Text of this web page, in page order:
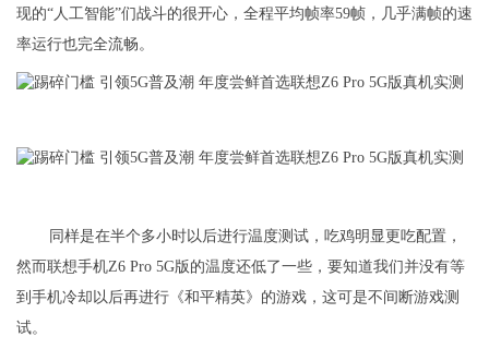
现的“人工智能”们战斗的很开心，全程平均帧率59帧，几乎满帧的速
率运行也完全流畅。
同样是在半个多小时以后进行温度测试，吃鸡明显更吃配置，
然而联想手机Z6 Pro 5G版的温度还低了一些，要知道我们并没有等
到手机冷却以后再进行《和平精英》的游戏，这可是不间断游戏测
试。